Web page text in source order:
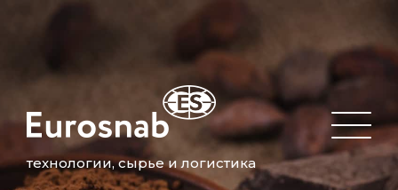
технологии, сырье и логистика